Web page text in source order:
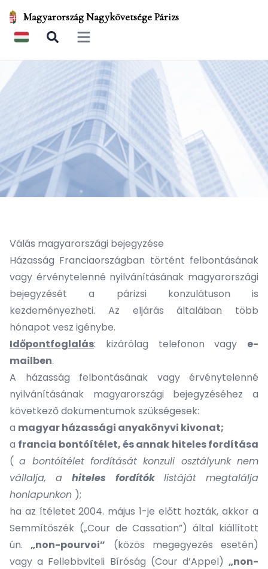
Magyarország Nagykövetsége Párizs
Open main menu
Válás magyarországi bejegyzése
Házasság Franciaországban történt felbontásának
vagy érvénytelenné nyilvánításának magyarországi
bejegyzését a párizsi konzulátuson is
kezdeményezheti. Az eljárás általában több
hónapot vesz igénybe.
Időpontfoglalás: kizárólag telefonon vagy e-
mailben.
A házasság felbontásának vagy érvénytelenné
nyilvánításának magyarországi bejegyzéséhez a
következő dokumentumok szükségesek:
a magyar házassági anyakönyvi kivonat;
a francia bontóítélet, és annak hiteles fordítása
(a bontóítélet fordítását konzuli osztályunk nem
vállalja, ahiteles fordítók
listáját megtalálja
honlapunkon );
ha az ítéletet 2004. május 1-je előtt hozták, akkor a
Semmítőszék („Cour de Cassation”) által kiállított
ún.„non-pourvoi” (közös megegyezés esetén)
vagy a Fellebbviteli Bíróság (Cour d’Appel) „non-